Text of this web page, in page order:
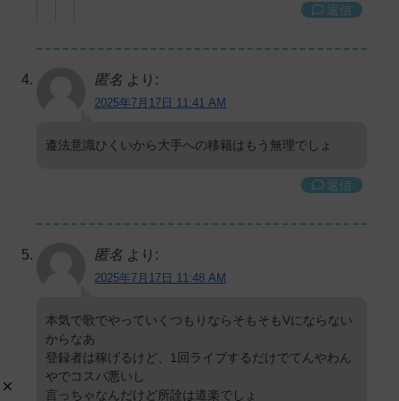
返信
匿名 より:
2025年7月17日 11:41 AM
遵法意識ひくいから大手への移籍はもう無理でしょ
返信
匿名 より:
2025年7月17日 11:48 AM
本気で歌でやっていくつもりならそもそもVにならない
からなあ
登録者は稼げるけど、1回ライブするだけでてんやわん
やでコスパ悪いし
言っちゃなんだけど所詮は道楽でしょ